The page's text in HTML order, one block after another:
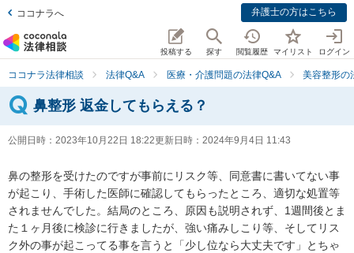
ココナラへ 弁護士の方はこちら
投稿する 探す 閲覧履歴 マイリスト ログイン
ココナラ法律相談 法律Q&A 医療・介護問題の法律Q&A 美容整形の
鼻整形 返金してもらえる？
公開日時： 2023年10月22日 18:22更新日時： 2024年9月4日 11:43
鼻の整形を受けたのですが事前にリスク等、同意書に書いてない事
が起こり、手術した医師に確認してもらったところ、適切な処置等
されませんでした。結局のところ、原因も説明されず、1週間後とま
た１ヶ月後に検診に行きましたが、強い痛みしこり等、そしてリス
ク外の事が起こってる事を言うと「少し位なら大丈夫です」とちゃ